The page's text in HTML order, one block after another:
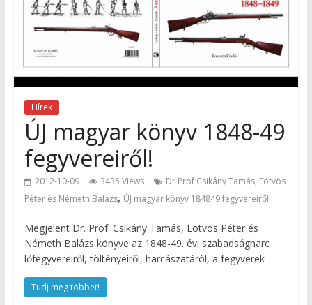
Hírek
ÚJ magyar könyv 1848-49
fegyvereiről!
2012-10-09 3435 Views
Dr Prof Csikány Tamás, Eötvös
Péter és Németh Balázs, ÚJ magyar könyv 184849 fegyvereiről!
Megjelent Dr. Prof. Csikány Tamás, Eötvös Péter és
Németh Balázs könyve az 1848-49. évi szabadságharc
lőfegyvereiről, töltényeiről, harcászatáról, a fegyverek
Tudj meg többet!